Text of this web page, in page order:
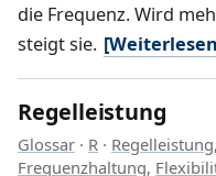
die Frequenz. Wird
steigt sie.
Regelleistung
Glossar · R · Regelleistung,
Frequenzhaltung,